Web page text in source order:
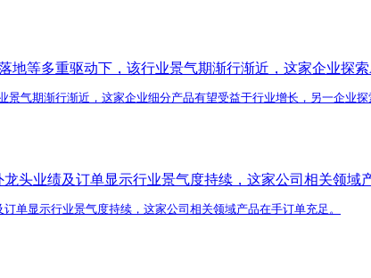
地等多重驱动下，该行业景气期渐行渐近，这家企业探
气期渐行渐近，这家企业细分产品有望受益于行业增长，另一企业探
头业绩及订单显示行业景气度持续，这家公司相关领域
单显示行业景气度持续，这家公司相关领域产品在手订单充足。